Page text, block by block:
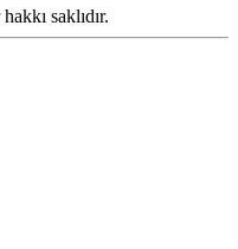
saklıdır.